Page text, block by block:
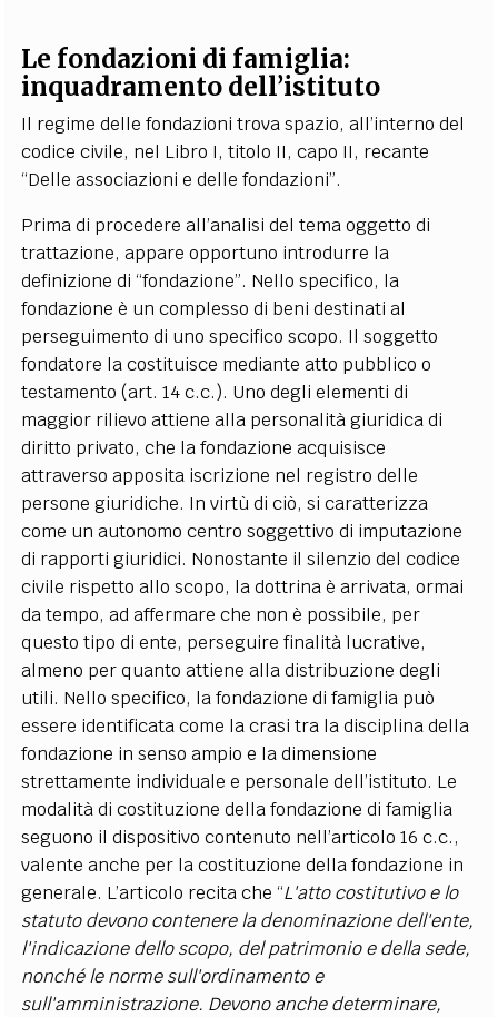
Le fondazioni di famiglia:
inquadramento dell’istituto
Il regime delle fondazioni trova spazio, all’interno del
codice civile, nel Libro I, titolo II, capo II, recante
“Delle associazioni e delle fondazioni”.
Prima di procedere all’analisi del tema oggetto di
trattazione, appare opportuno introdurre la
definizione di “fondazione”. Nello specifico, la
fondazione è un complesso di beni destinati al
perseguimento di uno specifico scopo. Il soggetto
fondatore la costituisce mediante atto pubblico o
testamento (art. 14 c.c.). Uno degli elementi di
maggior rilievo attiene alla personalità giuridica di
diritto privato, che la fondazione acquisisce
attraverso apposita iscrizione nel registro delle
persone giuridiche. In virtù di ciò, si caratterizza
come un autonomo centro soggettivo di imputazione
di rapporti giuridici. Nonostante il silenzio del codice
civile rispetto allo scopo, la dottrina è arrivata, ormai
da tempo, ad affermare che non è possibile, per
questo tipo di ente, perseguire finalità lucrative,
almeno per quanto attiene alla distribuzione degli
utili. Nello specifico, la fondazione di famiglia può
essere identificata come la crasi tra la disciplina della
fondazione in senso ampio e la dimensione
strettamente individuale e personale dell’istituto. Le
modalità di costituzione della fondazione di famiglia
seguono il dispositivo contenuto nell’articolo 16 c.c.,
valente anche per la costituzione della fondazione in
generale. L’articolo recita che “L'atto costitutivo e lo
statuto devono contenere la denominazione dell'ente,
l'indicazione dello scopo, del patrimonio e della sede,
nonché le norme sull'ordinamento e
sull'amministrazione. Devono anche determinare,